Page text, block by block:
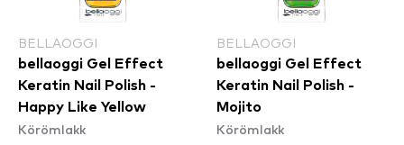
BELLAOGGI
bellaoggi Gel Effect
Keratin Nail Polish -
Happy Like Yellow
Körömlakk
BELLAOGGI
bellaoggi Gel Effect
Keratin Nail Polish -
Mojito
Körömlakk